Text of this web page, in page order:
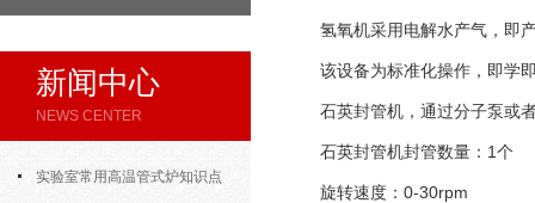
新闻中心
NEWS CENTER
实验室常用高温管式炉知识点
氢氧机采用电解水产气，即产
该设备为标准化操作，即学即
石英封管机，通过分子泵或者
石英封管机封管数量：1个
旋转速度：0-30rpm